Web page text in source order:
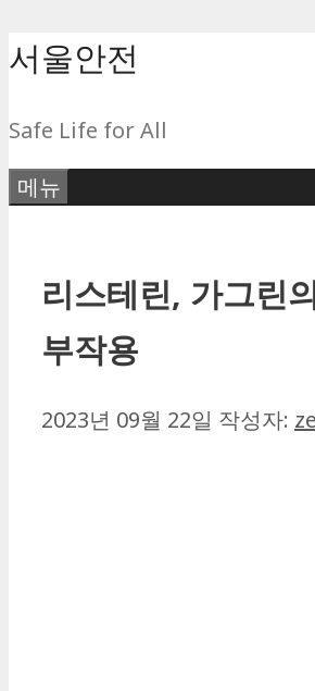
컨
로
건
너
서울안전
Safe Life for All
메뉴
리스테린, 가그린
부작용
2023년 09월 22일 작성자: